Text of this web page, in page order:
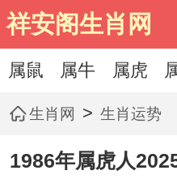
祥安阁生肖网
属鼠 属牛 属虎
生肖网 > 生肖运势
1986年属虎人